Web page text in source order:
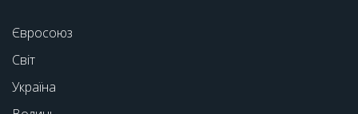
Євросоюз
Світ
Україна